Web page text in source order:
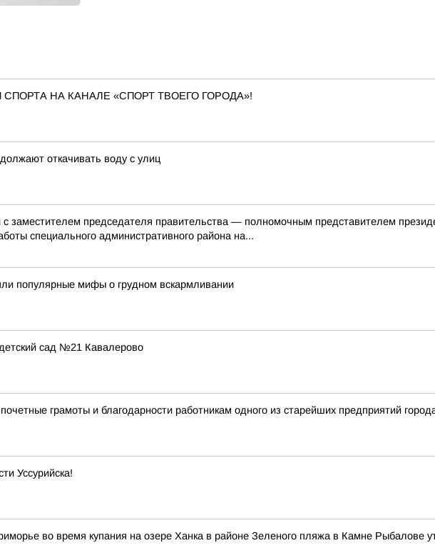
СПОРТА НА КАНАЛЕ «СПОРТ ТВОЕГО ГОРОДА»!
откачивать воду с улиц
с заместителем председателя правительства — полномочным представителем
специального административного района на...
популярные мифы о грудном вскармливании
сад №21 Кавалерово
грамоты и благодарности работникам одного из старейших предприятий
Уссурийска!
во время купания на озере Ханка в районе Зеленого пляжа в Камне Рыбалове